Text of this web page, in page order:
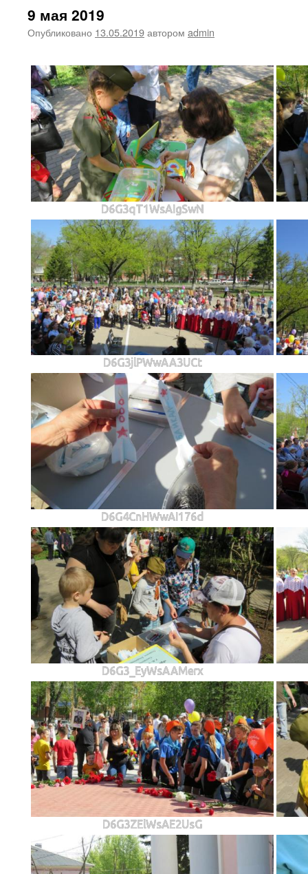
9 мая 2019
Опубликовано 13.05.2019автором admin
D6G3qT1WsAIgSwN
D6G3jlPWwAA3UCt
D6G4CnHWwAI176d
D6G3_EyWsAAMerx
D6G3ZElWsAE2UsG